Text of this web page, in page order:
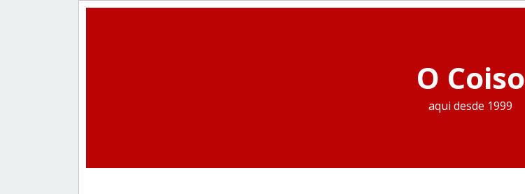
O Coiso
aqui desde 1999